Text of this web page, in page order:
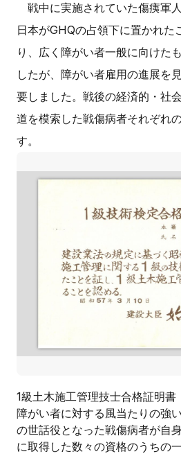
戦中に実施されていた傷痍軍
日本がGHQの占領下に置かれた
り、広く障がい者一般に向けた
したが、障がい者雇用の進展を
要しました。戦後の経済的・社
道を模索した戦傷病者それぞれ
す。
1級土木施工管理技士合格証明書
障がい者に対する風当たりの強
の世話役となった戦傷病者が自
に取得した数々の資格のうちの一